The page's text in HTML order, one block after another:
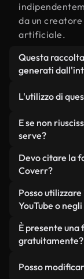
da un
artificiale.
Questa
generati
da filmati
licking, e da
artificiale.
L'utilizzo di
Non se scegli
Offriamo
mantengono
tempi di
come LCP.
E se non
serve?
Puoi crearne
Studio. Ti
secondi un
i nostri
Devo citare la
Coverr?
Non è
Tutti i video
senza citare il
gradito.
Posso
YouTube o
Sì. Tutti i
in video
condizione
È presente
gratuitamente?
reali o
Posso